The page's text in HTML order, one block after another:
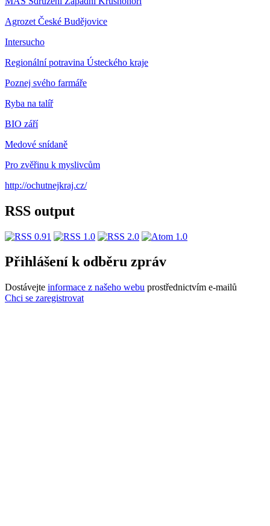
Agrozet České Budějovice
Intersucho
Regionální potravina Ústeckého kraje
Poznej svého farmáře
Ryba na talíř
BIO září
Medové snídaně
Pro zvěřinu k myslivcům
http://ochutnejkraj.cz/
RSS output
Přihlášení k odběru zpráv
Dostávejte informace z našeho webu prostřednictvím e-mailů
Chci se zaregistrovat